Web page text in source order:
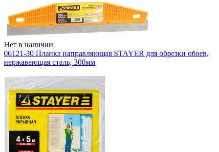
Нет в наличии
06121-30 Планка направляющая STAYER для обрезки обоев,
нержавеющая сталь, 300мм